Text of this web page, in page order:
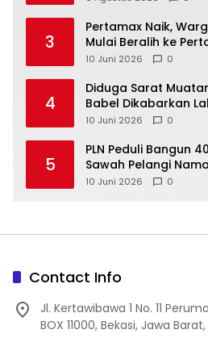
3
‎Pertamax Naik,
Mulai Beralih ke
10 Juni 2026 0
4
‎Diduga Sarat
Babel Dikabarkan
10 Juni 2026 0
5
‎PLN Peduli Bangun
Sawah Pelangi
10 Juni 2026 0
Contact Info
Jl. Kertawibawa 1 No. 11
BOX 11000, Bekasi, Jawa